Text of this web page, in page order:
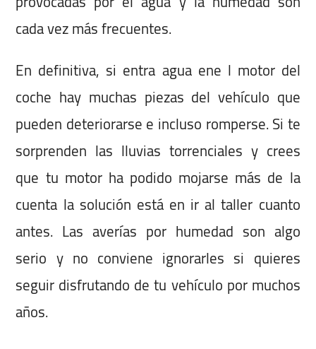
cada vez más frecuentes.
En definitiva, si entra agua ene l motor del
coche hay muchas piezas del vehículo que
pueden deteriorarse e incluso romperse. Si te
sorprenden las lluvias torrenciales y crees
que tu motor ha podido mojarse más de la
cuenta la solución está en ir al taller cuanto
antes. Las averías por humedad son algo
serio y no conviene ignorarles si quieres
seguir disfrutando de tu vehículo por muchos
años.